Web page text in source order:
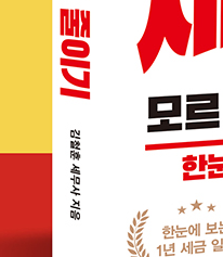
세금 줄이기
업자의 세금 차이
세금 줄이기
금 줄이기
법
이미 나온 세금도 줄여 보자
세금으로 세금 줄이기